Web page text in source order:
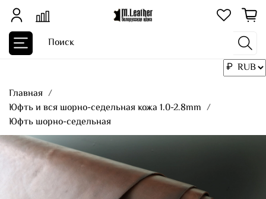
Главная
Юфть и вся шорно-седельная кожа 1.0-2.8mm
Юфть шорно-седельная